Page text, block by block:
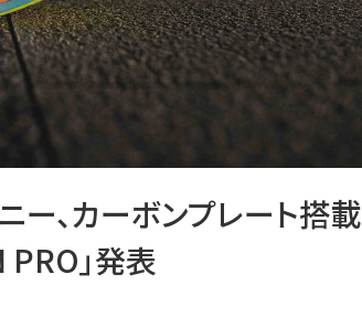
ー、カーボンプレート搭載
」発表